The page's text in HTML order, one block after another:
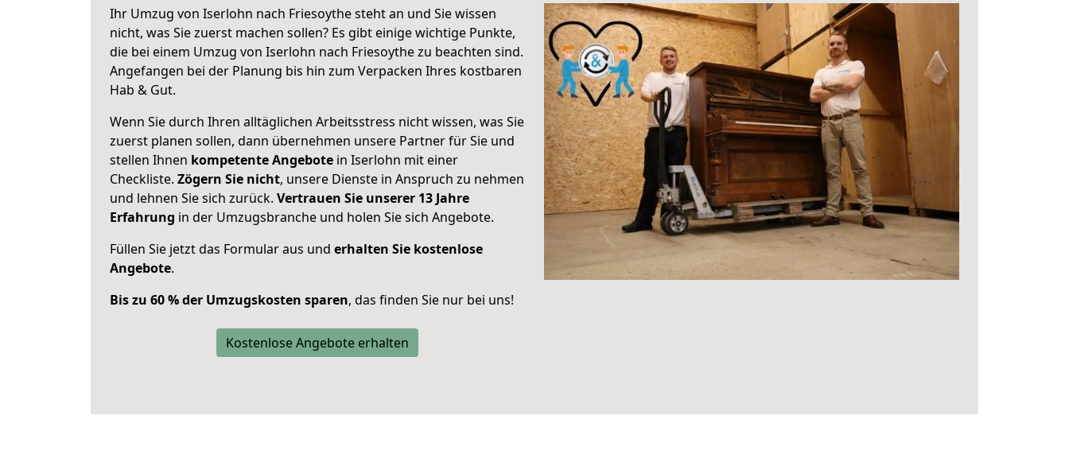
Ihr Umzug von Iserlohn nach Friesoythe steht an und Sie wissen
nicht, was Sie zuerst machen sollen? Es gibt einige wichtige Punkte,
die bei einem Umzug von Iserlohn nach Friesoythe zu beachten sind.
Angefangen bei der Planung bis hin zum Verpacken Ihres kostbaren
Hab & Gut.
Wenn Sie durch Ihren alltäglichen Arbeitsstress nicht wissen, was Sie
zuerst planen sollen, dann übernehmen unsere Partner für Sie und
stellen Ihnen kompetente Angebote in Iserlohn mit einer
Checkliste. Zögern Sie nicht, unsere Dienste in Anspruch zu nehmen
und lehnen Sie sich zurück. Vertrauen Sie unserer 13 Jahre
Erfahrung in der Umzugsbranche und holen Sie sich Angebote.
Füllen Sie jetzt das Formular aus und erhalten Sie kostenlose
Angebote.
Bis zu 60 % der Umzugskosten sparen, das finden Sie nur bei uns!
Kostenlose Angebote erhalten